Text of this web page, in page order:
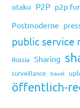
otaku P2P p2p
Postmoderne
public service
Russia Sharing
surveillance travel
öffentlich-